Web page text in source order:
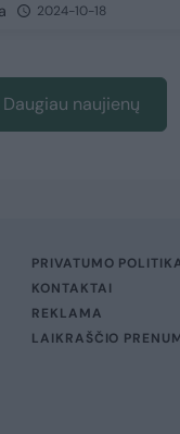
2024-10-18
Daugiau naujienų
PRIVATUMO
KONTAKTAI
REKLAMA
LAIKRAŠČIO